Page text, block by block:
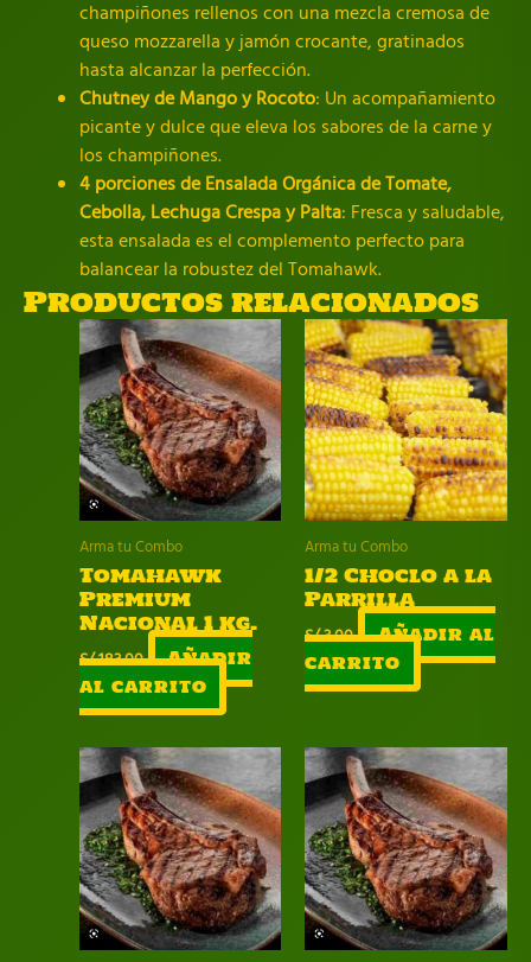
champiñones rellenos con una mezcla cremosa de
queso mozzarella y jamón crocante, gratinados
hasta alcanzar la perfección.
Chutney de Mango y Rocoto: Un acompañamiento
picante y dulce que eleva los sabores de la carne y
los champiñones.
4 porciones de Ensalada Orgánica de Tomate,
Cebolla, Lechuga Crespa y Palta: Fresca y saludable,
esta ensalada es el complemento perfecto para
balancear la robustez del Tomahawk.
Productos relacionados
Arma tu Combo
Tomahawk
Premium
Nacional 1 kg.
S/183.00
Añadir
al carrito
Arma tu Combo
1/2 Choclo a la
Parrilla
S/3.00
Añadir al
carrito